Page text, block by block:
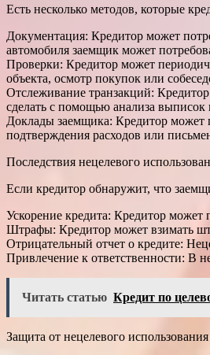
Есть несколько методов, которые
Документация: Кредитор может
автомобиля заемщик может
Проверки: Кредитор может
объекта, осмотр покупок или
Отслеживание транзакций:
сделать с помощью анализа
Доклады заемщика: Кредитор может
подтверждения расходов или
Последствия нецелевого
Если кредитор обнаружит, что
Ускорение кредита: Кредитор
Штрафы: Кредитор может взимать
Отрицательный отчет о кредите:
Привлечение к ответственности: В
Читать статью Кредит по
Защита от нецелевого использования